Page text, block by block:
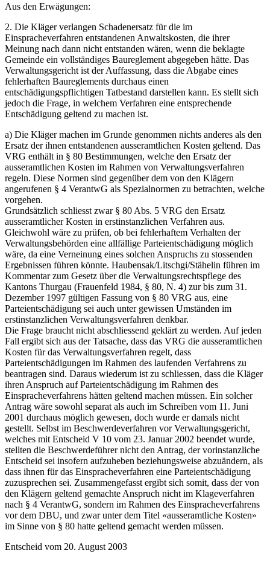
Aus den Erwägungen:
2. Die Kläger verlangen Schadenersatz für die im
Einspracheverfahren entstandenen Anwaltskosten, die ihrer
Meinung nach dann nicht entstanden wären, wenn die beklagte
Gemeinde ein vollständiges Baureglement abgegeben hätte. Das
Verwaltungsgericht ist der Auffassung, dass die Abgabe eines
fehlerhaften Baureglements durchaus einen
entschädigungspflichtigen Tatbestand darstellen kann. Es stellt sich
jedoch die Frage, in welchem Verfahren eine entsprechende
Entschädigung geltend zu machen ist.
a) Die Kläger machen im Grunde genommen nichts anderes als den
Ersatz der ihnen entstandenen ausseramtlichen Kosten geltend. Das
VRG enthält in § 80 Bestimmungen, welche den Ersatz der
ausseramtlichen Kosten im Rahmen von Verwaltungsverfahren
regeln. Diese Normen sind gegenüber dem von den Klägern
angerufenen § 4 VerantwG als Spezialnormen zu betrachten, welche
vorgehen.
Grundsätzlich schliesst zwar § 80 Abs. 5 VRG den Ersatz
ausseramtlicher Kosten in erstinstanzlichen Verfahren aus.
Gleichwohl wäre zu prüfen, ob bei fehlerhaftem Verhalten der
Verwaltungsbehörden eine allfällige Parteientschädigung möglich
wäre, da eine Verneinung eines solchen Anspruchs zu stossenden
Ergebnissen führen könnte. Haubensak/Litschgi/Stähelin führen im
Kommentar zum Gesetz über die Verwaltungsrechtspflege des
Kantons Thurgau (Frauenfeld 1984, § 80, N. 4) zur bis zum 31.
Dezember 1997 gültigen Fassung von § 80 VRG aus, eine
Parteientschädigung sei auch unter gewissen Umständen im
erstinstanzlichen Verwaltungsverfahren denkbar.
Die Frage braucht nicht abschliessend geklärt zu werden. Auf jeden
Fall ergibt sich aus der Tatsache, dass das VRG die ausseramtlichen
Kosten für das Verwaltungsverfahren regelt, dass
Parteientschädigungen im Rahmen des laufenden Verfahrens zu
beantragen sind. Daraus wiederum ist zu schliessen, dass die Kläger
ihren Anspruch auf Parteientschädigung im Rahmen des
Einspracheverfahrens hätten geltend machen müssen. Ein solcher
Antrag wäre sowohl separat als auch im Schreiben vom 11. Juni
2001 durchaus möglich gewesen, doch wurde er damals nicht
gestellt. Selbst im Beschwerdeverfahren vor Verwaltungsgericht,
welches mit Entscheid V 10 vom 23. Januar 2002 beendet wurde,
stellten die Beschwerdeführer nicht den Antrag, der vorinstanzliche
Entscheid sei insofern aufzuheben beziehungsweise abzuändern, als
dass ihnen für das Einspracheverfahren eine Parteientschädigung
zuzusprechen sei. Zusammengefasst ergibt sich somit, dass der von
den Klägern geltend gemachte Anspruch nicht im Klageverfahren
nach § 4 VerantwG, sondern im Rahmen des Einspracheverfahrens
vor dem DBU, und zwar unter dem Titel «ausseramtliche Kosten»
im Sinne von § 80 hatte geltend gemacht werden müssen.
Entscheid vom 20. August 2003